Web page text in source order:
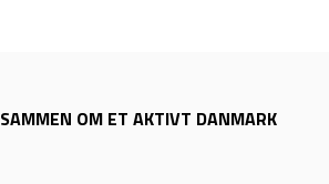
SAMMEN OM ET AKTIVT DANMARK